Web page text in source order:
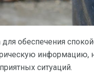
обеспечения
ситуаций.